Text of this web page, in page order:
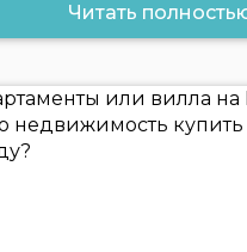
Читать